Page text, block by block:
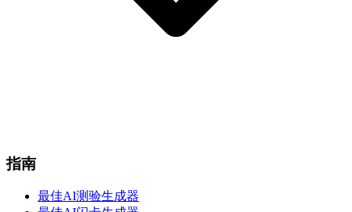
指南
最佳AI测验生成器